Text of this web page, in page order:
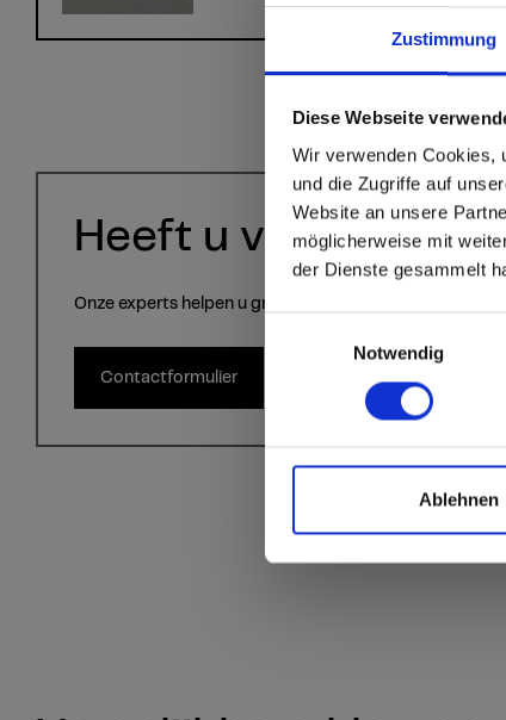
Zustimmung
Diese Webseite
Wir verwenden Cookies,
und die Zugriffe auf
Website an unsere
möglicherweise mit
der Dienste gesammelt
Notwendig
Ablehnen
sr.modal is not
Are
Go to the
and the rest of
Click here to
Heeft u vragen?
Onze experts helpen u graag verder!
Contactformulier